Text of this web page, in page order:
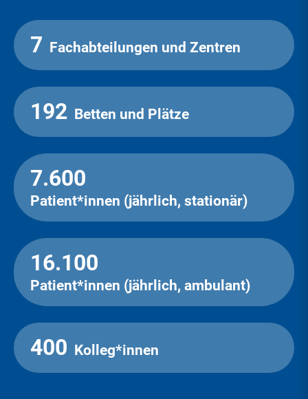
7 Fachabteilungen und Zentren
192 Betten und Plätze
7.600
Patient*innen (jährlich, stationär)
16.100
Patient*innen (jährlich, ambulant)
400 Kolleg*innen